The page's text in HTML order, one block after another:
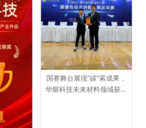
国赛舞台展现“碳”索成果，
华熔科技未来材料领域获认